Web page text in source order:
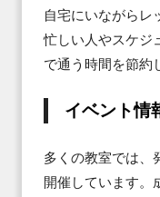
自宅にいながらレ
忙しい人やスケジ
で通う時間を節約
イベント情
多くの教室では、
開催しています。